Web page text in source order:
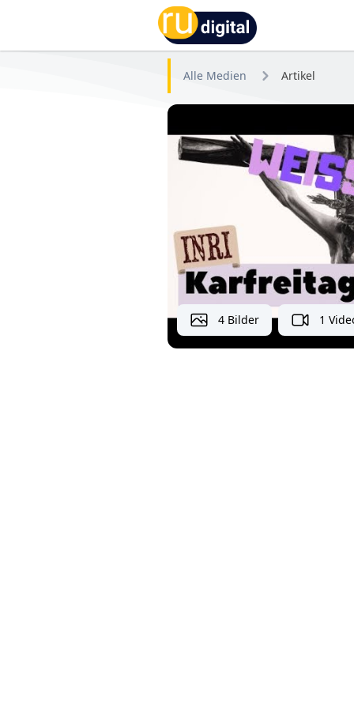
RU-digital
Alle Medien Artikel
4 Bilder 1